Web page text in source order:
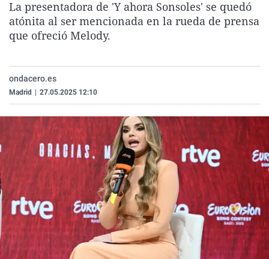
La rosa de los vientos
Gente viajera
Caso
Extremadura
Virales
La presentadora de 'Y ahora Sonsoles' se quedó
atónita al ser mencionada en la rueda de prensa
que ofreció Melody.
ondacero.es
Madrid 27.05.2025 12:10